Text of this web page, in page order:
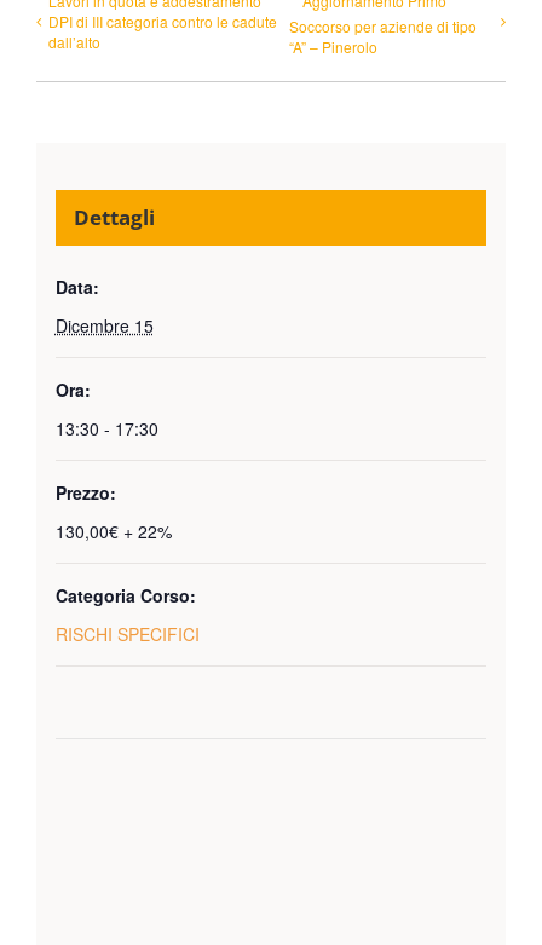
DPI di III categoria contro le cadute
dall’alto
Soccorso per aziende di tipo
“A” – Pinerolo
Dettagli
Data:
Dicembre 15
Ora:
13:30 - 17:30
Prezzo:
130,00€ + 22%
Categoria Corso:
RISCHI SPECIFICI